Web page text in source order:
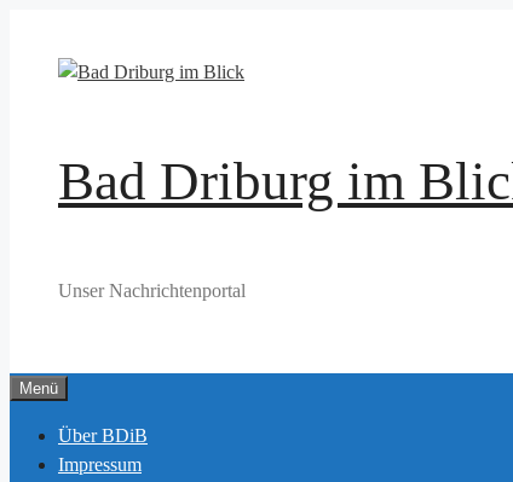
springen
Bad Driburg im
Unser Nachrichtenportal
Menü
Über BDiB
Impressum